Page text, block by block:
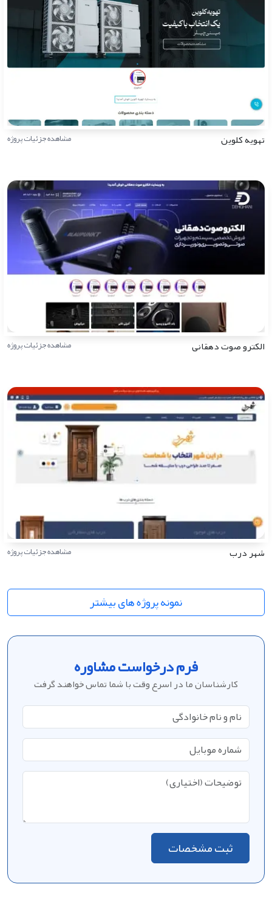
تهویه کلوین مشاهده جزئیات پروژه
الکترو صوت دهقانی مشاهده جزئیات پروژه
شهر درب مشاهده جزئیات پروژه
نمونه پروژه های بیشتر
فرم درخواست مشاوره
کارشناسان ما در اسرع وقت با شما تماس خواهند گرفت
ثبت مشخصات